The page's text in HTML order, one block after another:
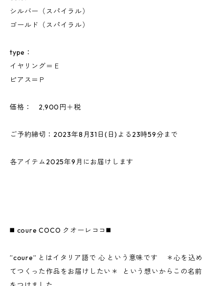
シルバー（スパイラル）
ゴールド（スパイラル）
type：
イヤリング＝Ｅ
ピアス＝Ｐ
価格： 2,900円＋税
ご予約締切：2023年8月31日(日)よる23時59分まで
各アイテム2025年9月にお届けします
◼️ coure COCO クオーレココ◼️
”coure” とはイタリア語で 心 という意味です ＊心を込め
てつくった作品をお届けしたい＊ という想いからこの名前